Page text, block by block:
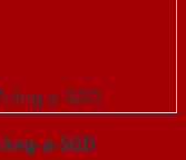
a-SGD